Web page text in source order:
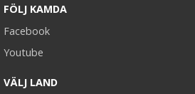
FÖLJ KAMDA
Facebook
Youtube
VÄLJ LAND